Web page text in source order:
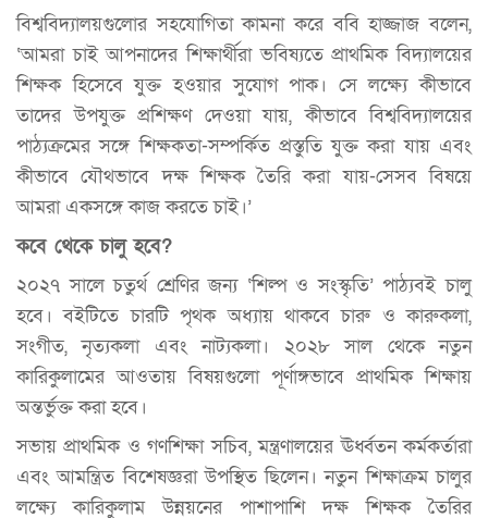
বিশ্ববিদ্যালয়গুলোর সহযোগিতা কামনা করে ববি হাজ্জাজ বলেন,
‘আমরা চাই আপনাদের শিক্ষার্থীরা ভবিষ্যতে প্রাথমিক বিদ্যালয়ের
শিক্ষক হিসেবে যুক্ত হওয়ার সুযোগ পাক। সে লক্ষ্যে কীভাবে
তাদের উপযুক্ত প্রশিক্ষণ দেওয়া যায়, কীভাবে বিশ্ববিদ্যালয়ের
পাঠ্যক্রমের সঙ্গে শিক্ষকতা-সম্পর্কিত প্রস্তুতি যুক্ত করা যায় এবং
কীভাবে যৌথভাবে দক্ষ শিক্ষক তৈরি করা যায়-সেসব বিষয়ে
আমরা একসঙ্গে কাজ করতে চাই।’
কবে থেকে চালু হবে?
২০২৭ সালে চতুর্থ শ্রেণির জন্য ‘শিল্প ও সংস্কৃতি’ পাঠ্যবই চালু
হবে। বইটিতে চারটি পৃথক অধ্যায় থাকবে চারু ও কারুকলা,
সংগীত, নৃত্যকলা এবং নাট্যকলা। ২০২৮ সাল থেকে নতুন
কারিকুলামের আওতায় বিষয়গুলো পূর্ণাঙ্গভাবে প্রাথমিক শিক্ষায়
অন্তর্ভুক্ত করা হবে।
সভায় প্রাথমিক ও গণশিক্ষা সচিব, মন্ত্রণালয়ের ঊর্ধ্বতন কর্মকর্তারা
এবং আমন্ত্রিত বিশেষজ্ঞরা উপস্থিত ছিলেন। নতুন শিক্ষাক্রম চালুর
লক্ষ্যে কারিকুলাম উন্নয়নের পাশাপাশি দক্ষ শিক্ষক তৈরির